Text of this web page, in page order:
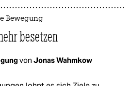
Bewegung
besetzen
von Jonas Wahmkow